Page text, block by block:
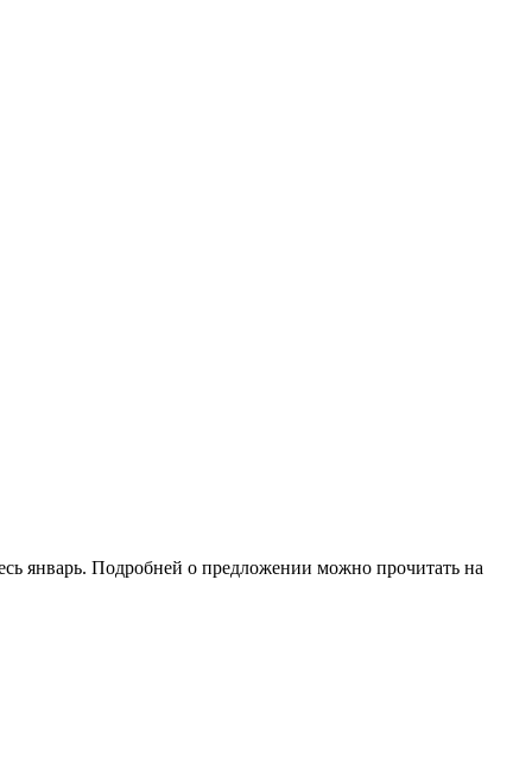
январь. Подробней о предложении можно прочитать на